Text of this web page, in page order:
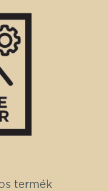
termék